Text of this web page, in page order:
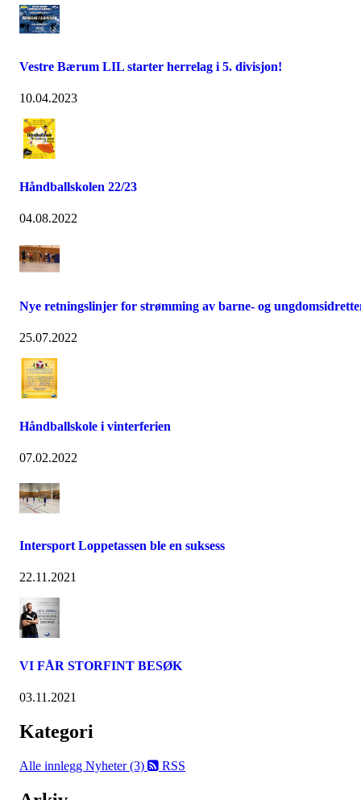
Vestre Bærum LIL starter herrelag i 5. divisjon!
10.04.2023
Håndballskolen 22/23
04.08.2022
Nye retningslinjer for strømming av barne- og
25.07.2022
Håndballskole i vinterferien
07.02.2022
Intersport Loppetassen ble en suksess
22.11.2021
VI FÅR STORFINT BESØK
03.11.2021
Kategori
Alle innlegg Nyheter (3) RSS